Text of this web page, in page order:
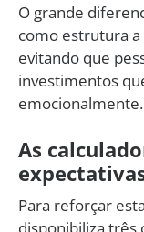
O grande
como estrutura
evitando que
investimentos
emocionalmente.
As
Para reforçar
disponibiliza três